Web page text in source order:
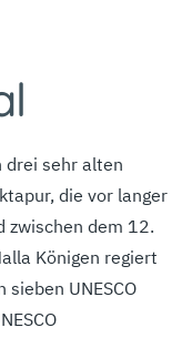
drei sehr alten
die vor langer
zwischen dem 12.
Königen regiert
UNESCO